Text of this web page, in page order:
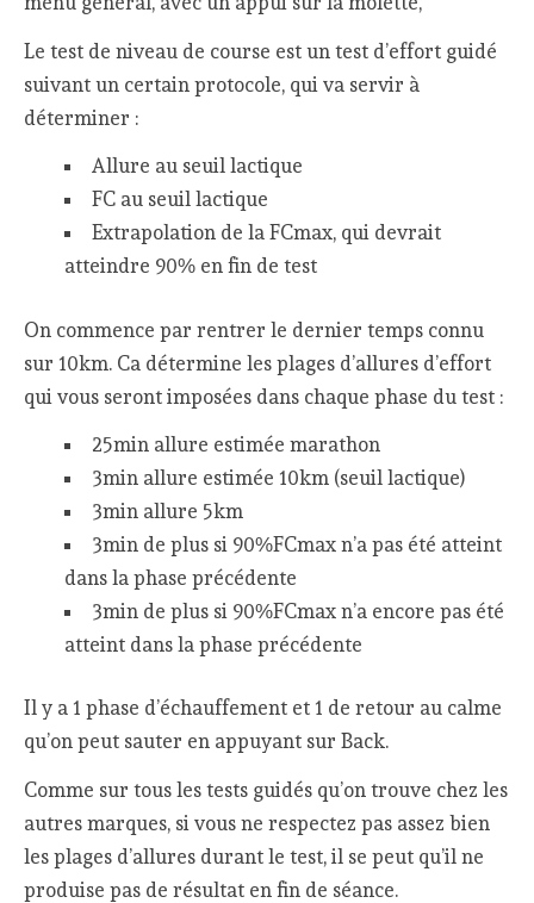
Le test de niveau de course est un test d’effort guidé
suivant un certain protocole, qui va servir à
déterminer :
Allure au seuil lactique
FC au seuil lactique
Extrapolation de la FCmax, qui devrait
atteindre 90% en fin de test
On commence par rentrer le dernier temps connu
sur 10km. Ca détermine les plages d’allures d’effort
qui vous seront imposées dans chaque phase du test :
25min allure estimée marathon
3min allure estimée 10km (seuil lactique)
3min allure 5km
3min de plus si 90%FCmax n’a pas été atteint
dans la phase précédente
3min de plus si 90%FCmax n’a encore pas été
atteint dans la phase précédente
Il y a 1 phase d’échauffement et 1 de retour au calme
qu’on peut sauter en appuyant sur Back.
Comme sur tous les tests guidés qu’on trouve chez les
autres marques, si vous ne respectez pas assez bien
les plages d’allures durant le test, il se peut qu’il ne
produise pas de résultat en fin de séance.